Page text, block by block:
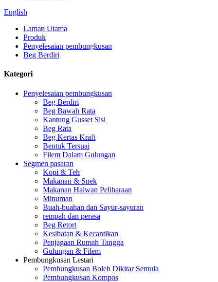
English
Laman Utama
Produk
Penyelesaian pembungkusan
Beg Berdiri
Kategori
Penyelesaian pembungkusan
Beg Berdiri
Beg Bawah Rata
Kantung Gusset Sisi
Beg Rata
Beg Kertas Kraft
Bentuk Tersuai
Filem Dalam Gulungan
Segmen pasaran
Kopi & Teh
Makanan & Snek
Makanan Haiwan Peliharaan
Minuman
Buah-buahan dan Sayur-sayuran
rempah dan perasa
Beg Retort
Kesihatan & Kecantikan
Penjagaan Rumah Tangga
Gulungan & Filem
Pembungkusan Lestari
Pembungkusan Boleh Dikitar Semula
Pembungkusan Kompos